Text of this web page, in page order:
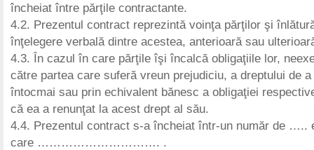
încheiat între părţile contractante.
4.2. Prezentul contract reprezintă voinţa părţilor şi
înţelegere verbală dintre acestea, anterioară sau
4.3. În cazul în care părţile îşi încalcă obligaţiile lor,
către partea care suferă vreun prejudiciu, a dreptului de
întocmai sau prin echivalent bănesc a obligaţiei
că ea a renunţat la acest drept al său.
4.4. Prezentul contract s-a încheiat într-un număr de …..
care …………………………. .